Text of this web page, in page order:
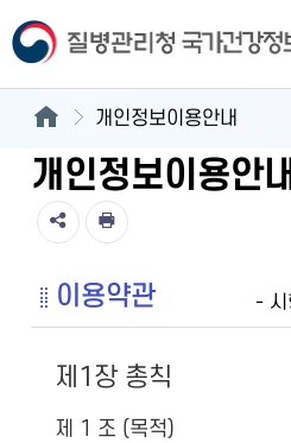
개인정보이용안내
개인정보이용안내
- 시
이용약관
제1장 총칙
제 1 조 (목적)